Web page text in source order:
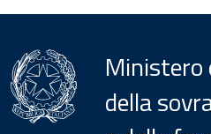
Ministero
della